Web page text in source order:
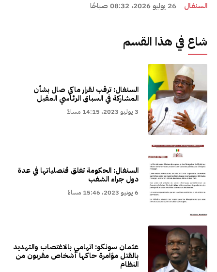
السنغال 26 يوليو 2026، 08:32 صباحًا
شاع في هذا القسم
السنغال: ترقب لقرار ماكي صال بشأن
المشاركة في السباق الرئاسي المقبل
3 يوليو 2023، 14:15 مساءً
السنغال: الحكومة تغلق قنصلياتها في عدة
دول جراء الشغب
6 يونيو 2023، 15:46 مساءً
عثمان سونكو: اتهامي بالاغتصاب والتهديد
بالقتل مؤامرة حاكها أشخاص مقربون من
النظام